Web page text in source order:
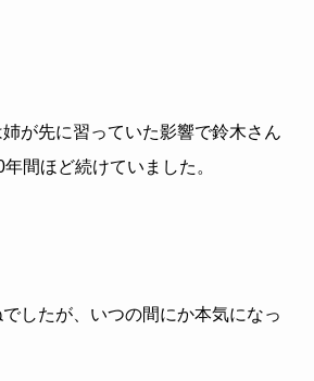
が先に習っていた影響で鈴木さん
間ほど続けていました。
したが、いつの間にか本気になっ